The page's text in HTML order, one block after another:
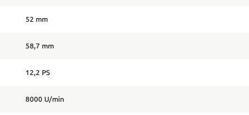
52 mm
58,7 mm
12,2 PS
8000 U/min